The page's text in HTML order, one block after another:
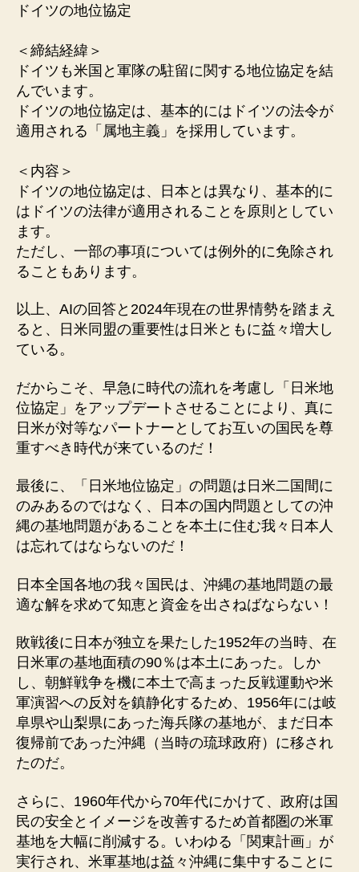
ドイツの地位協定
＜締結経緯＞
ドイツも米国と軍隊の駐留に関する地位協定を結
んでいます。
ドイツの地位協定は、基本的にはドイツの法令が
適用される「属地主義」を採用しています。
＜内容＞
ドイツの地位協定は、日本とは異なり、基本的に
はドイツの法律が適用されることを原則としてい
ます。
ただし、一部の事項については例外的に免除され
ることもあります。
以上、AIの回答と2024年現在の世界情勢を踏まえ
ると、日米同盟の重要性は日米ともに益々増大し
ている。
だからこそ、早急に時代の流れを考慮し「日米地
位協定」をアップデートさせることにより、真に
日米が対等なパートナーとしてお互いの国民を尊
重すべき時代が来ているのだ！
最後に、「日米地位協定」の問題は日米二国間に
のみあるのではなく、日本の国内問題としての沖
縄の基地問題があることを本土に住む我々日本人
は忘れてはならないのだ！
日本全国各地の我々国民は、沖縄の基地問題の最
適な解を求めて知恵と資金を出さねばならない！
敗戦後に日本が独立を果たした1952年の当時、在
日米軍の基地面積の90％は本土にあった。しか
し、朝鮮戦争を機に本土で高まった反戦運動や米
軍演習への反対を鎮静化するため、1956年には岐
阜県や山梨県にあった海兵隊の基地が、まだ日本
復帰前であった沖縄（当時の琉球政府）に移され
たのだ。
さらに、1960年代から70年代にかけて、政府は国
民の安全とイメージを改善するため首都圏の米軍
基地を大幅に削減する。いわゆる「関東計画」が
実行され、米軍基地は益々沖縄に集中することに